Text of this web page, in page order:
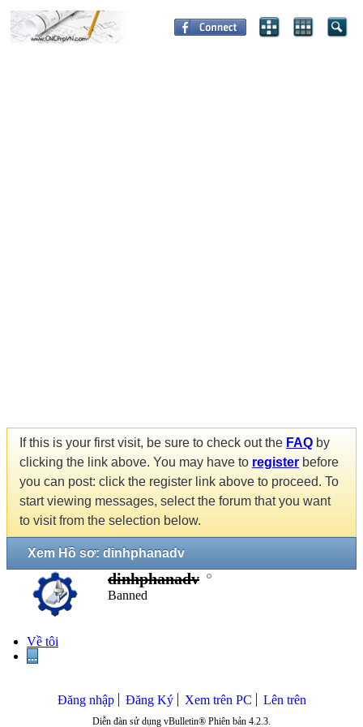
If this is your first visit, be sure to check out the FAQ by
clicking the link above. You may have to register before
you can post: click the register link above to proceed. To
start viewing messages, select the forum that you want
to visit from the selection below.
Xem Hồ sơ: dinhphanadv
dinhphanadv
Banned
Về tôi
...
Đăng nhập Đăng Ký Xem trên PC Lên trên
Diễn đàn sử dụng vBulletin® Phiên bản 4.2.3.